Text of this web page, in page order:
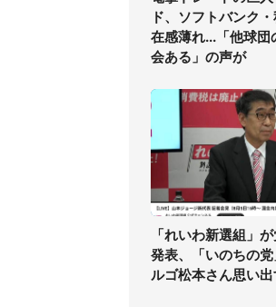
ド、ソフトバンク
在感薄れ...「他球団
会ある」の声が
「れいわ新選組」
発表、「いのちの
ルゴ松本さん思い